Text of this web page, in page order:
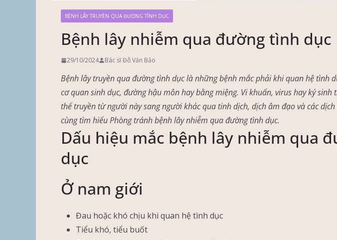
BỆNH LÂY TRUYỀN QUA ĐƯỜNG TÌNH DỤC
Bệnh lây nhiễm qua đường tình dục
29/10/2024 Bác sĩ Đỗ Văn Bảo
Bệnh lây truyền qua đường tình dục là những bệnh mắc phải khi quan hệ tình
cơ quan sinh dục, đường hậu môn hay bằng miệng. Vi khuẩn, virus hay ký
thể truyền từ người này sang người khác qua tinh dịch, dịch âm đạo và các
cùng tìm hiểu Phòng tránh bệnh lây nhiễm qua đường tình dục.
Dấu hiệu mắc bệnh lây nhiễm qua
dục
Ở nam giới
Đau hoặc khó chịu khi quan hệ tình dục
Tiểu khó, tiểu buốt